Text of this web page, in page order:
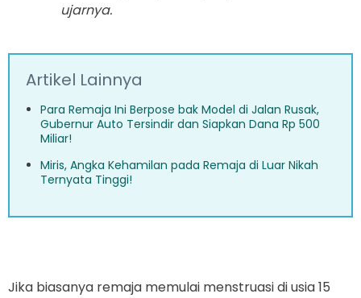
ujarnya.
Artikel Lainnya
Para Remaja Ini Berpose bak Model di Jalan Rusak,
Gubernur Auto Tersindir dan Siapkan Dana Rp 500
Miliar!
Miris, Angka Kehamilan pada Remaja di Luar Nikah
Ternyata Tinggi!
Jika biasanya remaja memulai menstruasi di usia 15